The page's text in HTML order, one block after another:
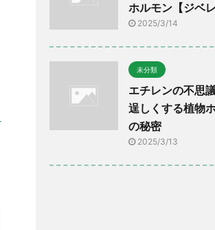
ホルモン【ジベレ
2025/3/14
未分類
エチレンの不思
逞しくする植物
の秘密
2025/3/13